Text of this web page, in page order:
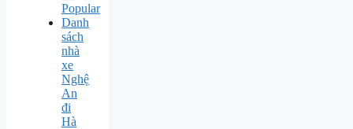
Popular
Danh
sách
nhà
xe
Nghệ
An
đi
Hà